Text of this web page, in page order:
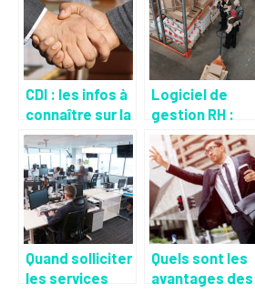
protection des
données ?
biens ?
CDI : les infos à
connaître sur la
période d’essai
Logiciel de
gestion RH :
quelques
avantages
Quand solliciter
les services
Quels sont les
avantages des